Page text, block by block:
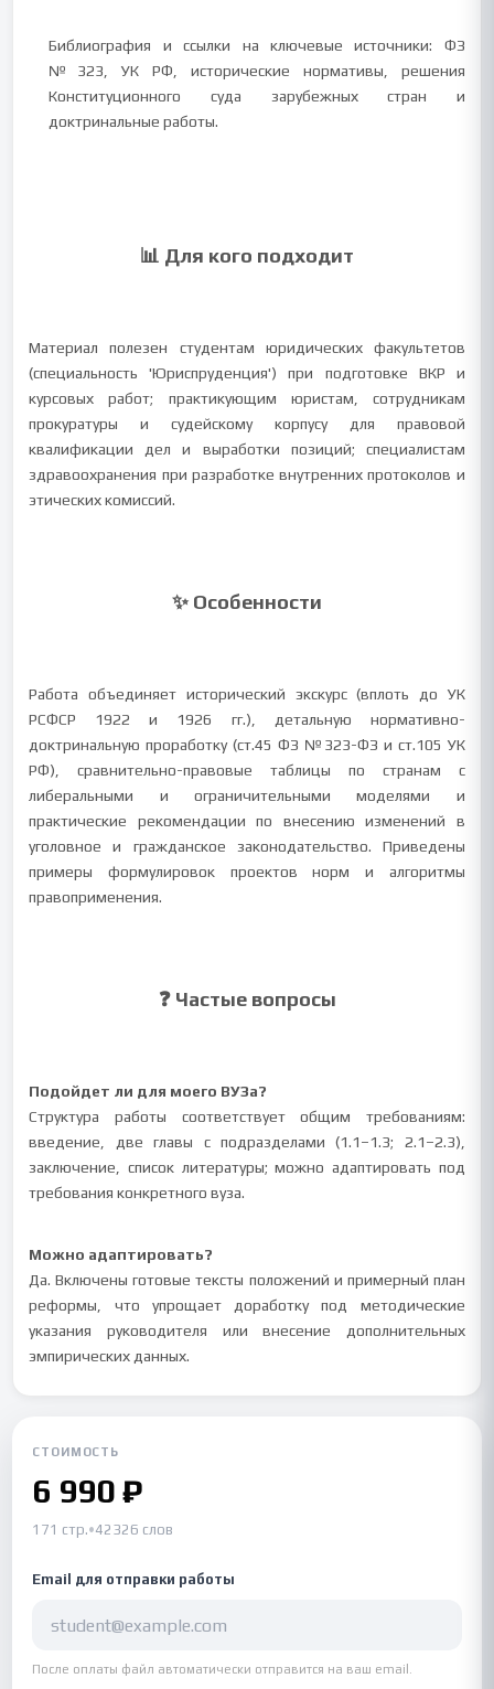
Библиография и ссылки на ключевые источники: ФЗ
№323, УК РФ, исторические нормативы, решения
Конституционного суда зарубежных стран и
доктринальные работы.
📊 Для кого подходит
Материал полезен студентам юридических факультетов
(специальность 'Юриспруденция') при подготовке ВКР и
курсовых работ; практикующим юристам, сотрудникам
прокуратуры и судейскому корпусу для правовой
квалификации дел и выработки позиций; специалистам
здравоохранения при разработке внутренних протоколов и
этических комиссий.
✨ Особенности
Работа объединяет исторический экскурс (вплоть до УК
РСФСР 1922 и 1926 гг.), детальную нормативно-
доктринальную проработку (ст.45 ФЗ №323-ФЗ и ст.105 УК
РФ), сравнительно-правовые таблицы по странам с
либеральными и ограничительными моделями и
практические рекомендации по внесению изменений в
уголовное и гражданское законодательство. Приведены
примеры формулировок проектов норм и алгоритмы
правоприменения.
❓ Частые вопросы
Подойдет ли для моего ВУЗа?
Структура работы соответствует общим требованиям:
введение, две главы с подразделами (1.1–1.3; 2.1–2.3),
заключение, список литературы; можно адаптировать под
требования конкретного вуза.
Можно адаптировать?
Да. Включены готовые тексты положений и примерный план
реформы, что упрощает доработку под методические
указания руководителя или внесение дополнительных
эмпирических данных.
СТОИМОСТЬ
6 990 ₽
171 стр.•42326 слов
Email для отправки работы
После оплаты файл автоматически отправится на ваш email.